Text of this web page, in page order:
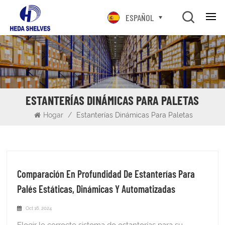
ESPAÑOL
ESTANTERÍAS DINÁMICAS PARA PALETAS
Hogar / Estanterías Dinámicas Para Paletas
Comparación En Profundidad De Estanterías Para
Palés Estáticas, Dinámicas Y Automatizadas
Oct 16, 2024